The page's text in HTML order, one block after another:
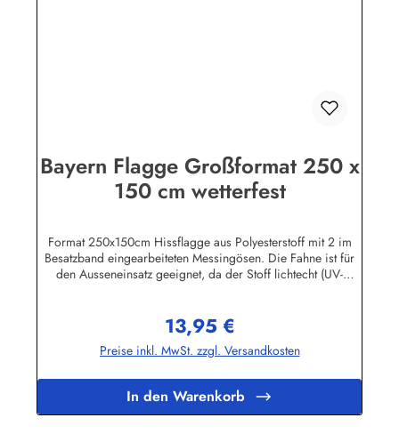
Bayern Flagge Großformat 250 x
150 cm wetterfest
Format 250x150cm Hissflagge aus Polyesterstoff mit 2 im
Besatzband eingearbeiteten Messingösen. Die Fahne ist für
den Ausseneinsatz geeignet, da der Stoff lichtecht (UV-
Wir führen eine große Auswahl an Länder- und
Sonderflaggen, XXL-Flaggen, Bootsflaggen und
Tischflaggen.Herstellerinformationen:Fahnen-Shop - Axel
Regulärer Preis:
13,95 €
Preise inkl. MwSt. zzgl. Versandkosten
In den Warenkorb